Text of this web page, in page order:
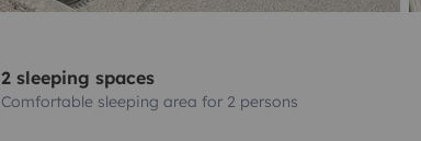
2 sleeping spaces
Comfortable sleeping area for 2 persons